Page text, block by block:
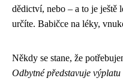
dědictví, nebo – a to je ještě
určíte. Babičce na léky,
Někdy se stane, že
Odbytné představuje